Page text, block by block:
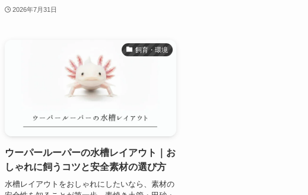
2026年7月31日
飼育・環境
ウーパールーパーの水槽レイアウト｜お
しゃれに飼うコツと安全素材の選び方
水槽レイアウトをおしゃれにしたいなら、素材の